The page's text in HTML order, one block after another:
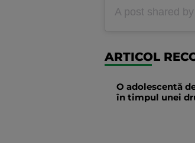
A post shared by
ARTICOL
O adolescentă
în timpul unei